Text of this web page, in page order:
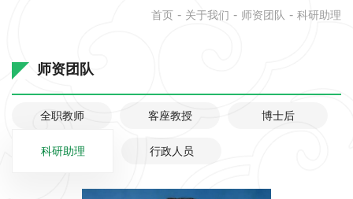
首页 - 关于我们 - 师资团队 - 科研助理
师资团队
全职教师 客座教授 博士后
科研助理 行政人员